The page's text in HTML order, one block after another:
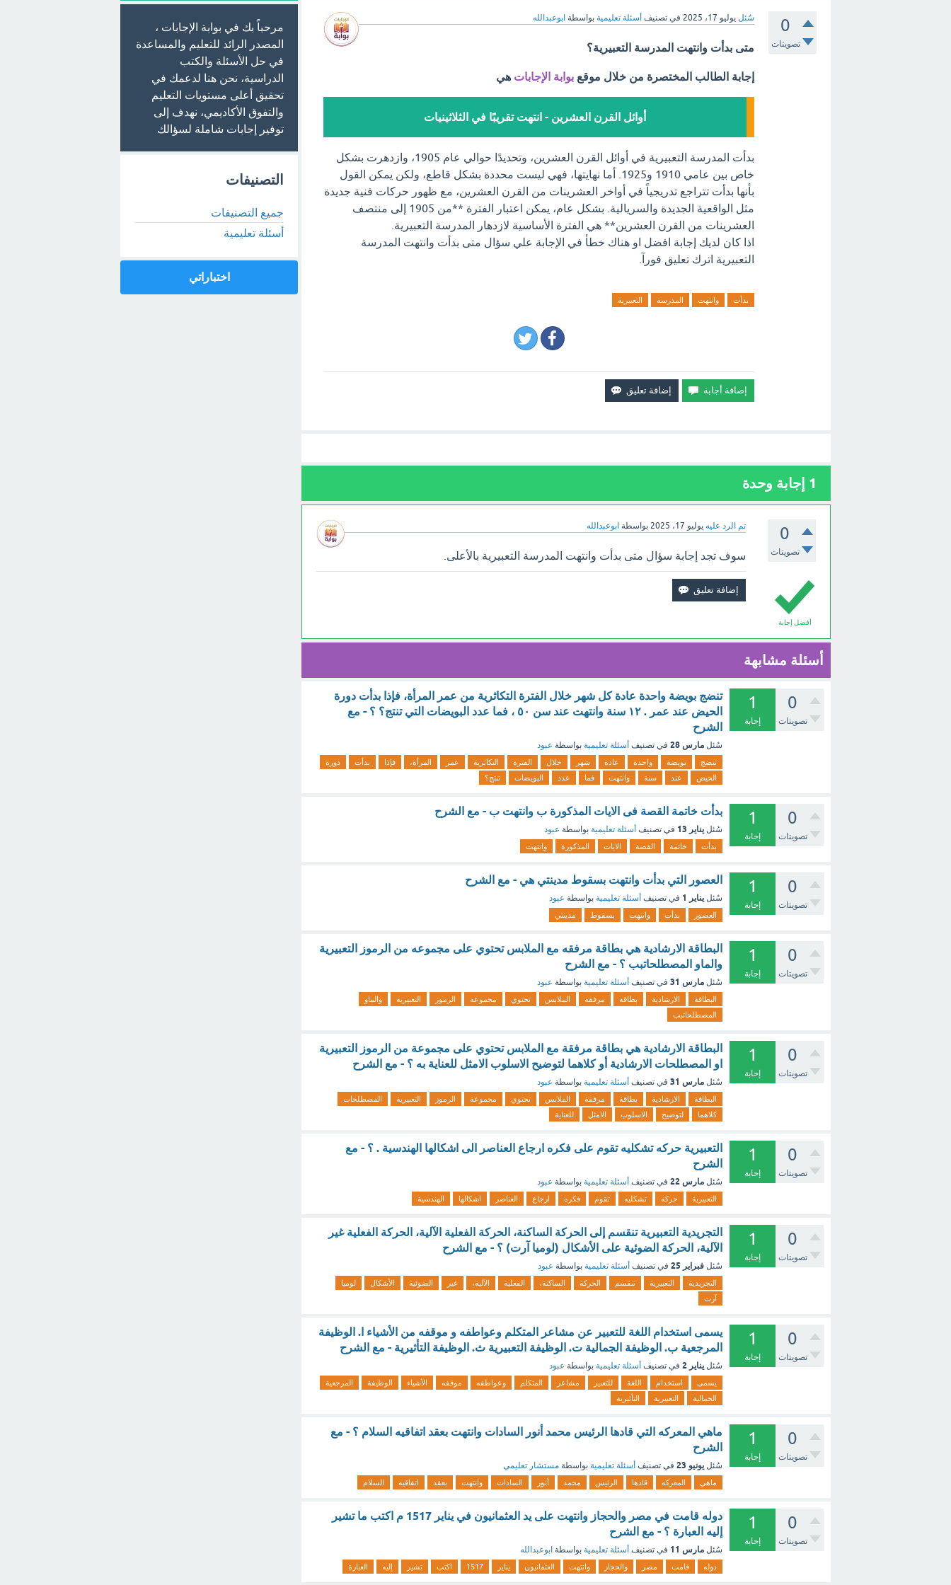
0
تصويتات
سُئل يوليو 17، 2025 في تصنيف أسئلة تعليمية بواسطة ابوعبدالله
متى بدأت وانتهت المدرسة التعبيرية؟
إجابة الطالب المختصرة من خلال موقع بوابة الإجابات هي
أوائل القرن العشرين - انتهت تقريبًا في الثلاثينيات
بدأت المدرسة التعبيرية في أوائل القرن العشرين، وتحديدًا حوالي عام 1905، وازدهرت بشكل
خاص بين عامي 1910 و1925. أما نهايتها، فهي ليست محددة بشكل قاطع، ولكن يمكن القول
بأنها بدأت تتراجع تدريجياً في أواخر العشرينات من القرن العشرين، مع ظهور حركات فنية جديدة
مثل الواقعية الجديدة والسريالية. بشكل عام، يمكن اعتبار الفترة **من 1905 إلى منتصف
العشرينات من القرن العشرين** هي الفترة الأساسية لازدهار المدرسة التعبيرية.
اذا كان لديك إجابة افضل او هناك خطأ في الإجابة علي سؤال متى بدأت وانتهت المدرسة
التعبيرية اترك تعليق فورآ.
بدأت وانتهت المدرسة التعبيرية
1 إجابة وحدة
0
تصويتات
تم الرد عليه يوليو 17، 2025 بواسطة ابوعبدالله
أفضل إجابة
سوف تجد إجابة سؤال متى بدأت وانتهت المدرسة التعبيرية بالأعلى.
أسئلة مشابهة
0
تصويتات
1
إجابة
تنضج بويضة واحدة عادة كل شهر خلال الفترة التكاثرية من عمر المرأة، فإذا بدأت دورة
الحيض عند عمر . ١٢ سنة وانتهت عند سن ٥٠ ، فما عدد البويضات التي تنتج؟ ؟ - مع
الشرح
سُئل مارس 28 في تصنيف أسئلة تعليمية بواسطة عبود
تنضج بويضة واحدة عادة شهر خلال الفترة التكاثرية عمر المرأة، فإذا بدأت
دورة
الحيض
عند سنة وانتهت فما عدد البويضات تنتج؟
0
تصويتات
1
إجابة
بدأت خاتمة القصة فى الايات المذكورة ب وانتهت ب - مع الشرح
سُئل يناير 13 في تصنيف أسئلة تعليمية بواسطة عبود
بدأت خاتمة القصة الايات المذكورة وانتهت
0
تصويتات
1
إجابة
العصور التي بدأت وانتهت بسقوط مدينتي هي - مع الشرح
سُئل يناير 1 في تصنيف أسئلة تعليمية بواسطة عبود
العصور بدأت وانتهت بسقوط مدينتي
0
تصويتات
1
إجابة
البطاقة الارشادية هي بطاقة مرفقه مع الملابس تحتوي على مجموعه من الرموز التعبيرية
والماو المصطلحاتبب ؟ - مع الشرح
سُئل مارس 31 في تصنيف أسئلة تعليمية بواسطة عبود
البطاقة الارشادية بطاقة مرفقه الملابس تحتوي مجموعه الرموز التعبيرية
والماو
المصطلحاتبب
0
تصويتات
1
إجابة
البطاقة الارشادية هي بطاقة مرفقة مع الملابس تحتوي على مجموعة من الرموز التعبيرية
او المصطلحات الارشادية أو كلاهما لتوضيح الاسلوب الامثل للعناية به ؟ - مع الشرح
سُئل مارس 31 في تصنيف أسئلة تعليمية بواسطة عبود
البطاقة الارشادية بطاقة مرفقة الملابس تحتوي مجموعة الرموز التعبيرية
المصطلحات
كلاهما
لتوضيح الاسلوب الامثل للعناية
0
تصويتات
1
إجابة
التعبيرية حركه تشكليه تقوم على فكره ارجاع العناصر الى اشكالها الهندسية . ؟ - مع
الشرح
سُئل مارس 22 في تصنيف أسئلة تعليمية بواسطة عبود
التعبيرية حركه تشكليه تقوم فكره ارجاع العناصر اشكالها الهندسية
0
تصويتات
1
إجابة
التجريدية التعبيرية تنقسم إلى الحركة الساكنة، الحركة الفعلية الآلية، الحركة الفعلية غير
الآلية، الحركة الضوئية على الأشكال (لوميا آرت) ؟ - مع الشرح
سُئل فبراير 25 في تصنيف أسئلة تعليمية بواسطة عبود
التجريدية التعبيرية تنقسم الحركة الساكنة، الفعلية الآلية، غير الضوئية الأشكال
لوميا
آرت
0
تصويتات
1
إجابة
يسمى استخدام اللغة للتعبير عن مشاعر المتكلم وعواطفه و موقفه من الأشياء ا. الوظيفة
المرجعية ب. الوظيفة الجمالية ت. الوظيفة التعبيرية ث. الوظيفة التأثيرية - مع الشرح
سُئل يناير 2 في تصنيف أسئلة تعليمية بواسطة عبود
يسمى استخدام اللغة للتعبير مشاعر المتكلم وعواطفه موقفه الأشياء الوظيفة
المرجعية
الجمالية
التعبيرية التأثيرية
0
تصويتات
1
إجابة
ماهي المعركه التي قادها الرئيس محمد أنور السادات وانتهت بعقد اتفاقيه السلام ؟ - مع
الشرح
سُئل يونيو 23 في تصنيف أسئلة تعليمية بواسطة مستشار تعليمي
ماهي المعركه قادها الرئيس محمد أنور السادات وانتهت بعقد اتفاقيه السلام
0
تصويتات
1
إجابة
دوله قامت في مصر والحجاز وانتهت على يد العثمانيون في يناير 1517 م اكتب ما تشير
إليه العبارة ؟ - مع الشرح
سُئل مارس 11 في تصنيف أسئلة تعليمية بواسطة ابوعبدالله
دوله قامت مصر والحجاز وانتهت العثمانيون يناير 1517 اكتب تشير إليه العبارة
مرحباً بك في بوابة الإجابات ،
المصدر الرائد للتعليم والمساعدة
في حل الأسئلة والكتب
الدراسية، نحن هنا لدعمك في
تحقيق أعلى مستويات التعليم
والتفوق الأكاديمي، نهدف إلى
توفير إجابات شاملة لسؤالك
التصنيفات
جميع التصنيفات
أسئلة تعليمية
اختباراتي